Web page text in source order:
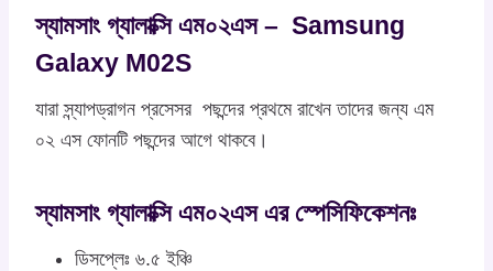
স্যামসাং গ্যালাক্সি এম০২এস – Samsung
Galaxy M02S
যারা স্ন্যাপড্রাগন প্রসেসর পছন্দের প্রথমে রাখেন তাদের জন্য এম
০২ এস ফোনটি পছন্দের আগে থাকবে।
স্যামসাং গ্যালাক্সি এম০২এস এর স্পেসিফিকেশনঃ
ডিসপ্লেঃ ৬.৫ ইঞ্চি